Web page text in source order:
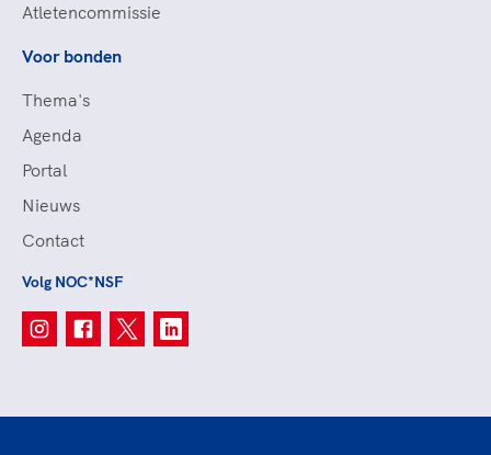
Atletencommissie
Voor bonden
Thema's
Agenda
Portal
Nieuws
Contact
Volg NOC*NSF